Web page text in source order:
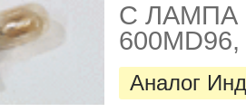
C ЛАМПА
600MD96,
Аналог